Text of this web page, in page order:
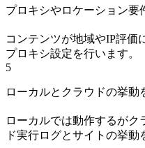
プロキシやロケーション要
コンテンツが地域やIP評価
プロキシ設定を行います。
5
ローカルとクラウドの挙動
ローカルでは動作するがク
ド実行ログとサイトの挙動